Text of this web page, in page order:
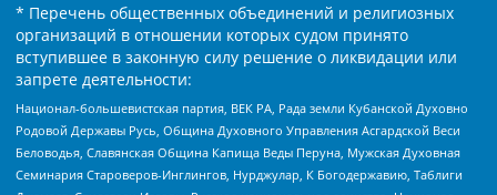
* Перечень общественных объединений и религиозных
организаций в отношении которых судом принято
вступившее в законную силу решение о ликвидации или
запрете деятельности:
Национал-большевистская партия, ВЕК РА, Рада земли Кубанской Духовно
Родовой Державы Русь, Община Духовного Управления Асгардской Веси
Беловодья, Славянская Община Капища Веды Перуна, Мужская Духовная
Семинария Староверов-Инглингов, Нурджулар, К Богодержавию, Таблиги